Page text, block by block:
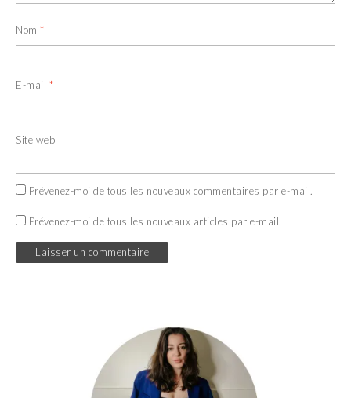
Nom *
E-mail *
Site web
Prévenez-moi de tous les nouveaux commentaires par e-mail.
Prévenez-moi de tous les nouveaux articles par e-mail.